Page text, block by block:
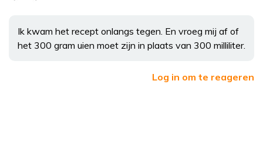
Ik kwam het recept onlangs tegen. En vroeg mij af of
het 300 gram uien moet zijn in plaats van 300 milliliter.
Log in om te reageren